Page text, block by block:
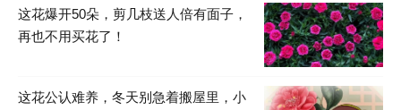
这花爆开50朵，剪几枝送人倍有面子，
再也不用买花了！
这花公认难养，冬天别急着搬屋里，小